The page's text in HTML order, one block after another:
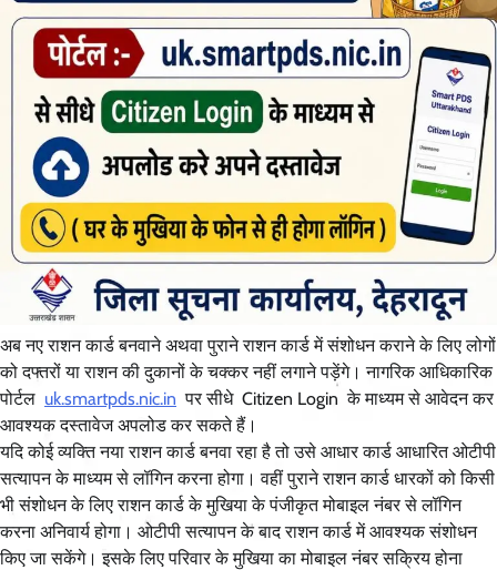
अब नए राशन कार्ड बनवाने अथवा पुराने राशन कार्ड में संशोधन कराने के लिए लोगों
को दफ्तरों या राशन की दुकानों के चक्कर नहीं लगाने पड़ेंगे। नागरिक आधिकारिक
पोर्टल uk.smartpds.nic.in पर सीधे Citizen Login के माध्यम से आवेदन कर
आवश्यक दस्तावेज अपलोड कर सकते हैं।
यदि कोई व्यक्ति नया राशन कार्ड बनवा रहा है तो उसे आधार कार्ड आधारित ओटीपी
सत्यापन के माध्यम से लॉगिन करना होगा। वहीं पुराने राशन कार्ड धारकों को किसी
भी संशोधन के लिए राशन कार्ड के मुखिया के पंजीकृत मोबाइल नंबर से लॉगिन
करना अनिवार्य होगा। ओटीपी सत्यापन के बाद राशन कार्ड में आवश्यक संशोधन
किए जा सकेंगे। इसके लिए परिवार के मुखिया का मोबाइल नंबर सक्रिय होना